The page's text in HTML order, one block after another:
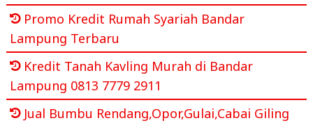
Promo Kredit Rumah Syariah Bandar
Lampung Terbaru
Kredit Tanah Kavling Murah di Bandar
Lampung 0813 7779 2911
Jual Bumbu Rendang,Opor,Gulai,Cabai Giling